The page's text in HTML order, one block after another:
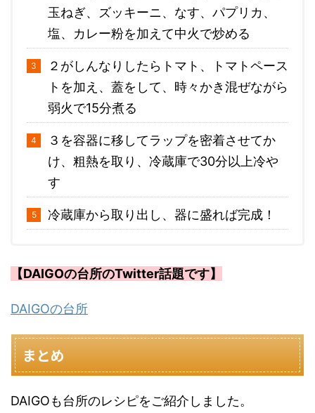
玉ねぎ、ズッキーニ、なす、パプリカ、
塩、カレー粉を加えて中火で炒める
２がしんなりしたらトマト、トマトペース
トを加え、蓋をして、時々かき混ぜながら
弱火で15分煮る
３を容器に移してラップを密着させてか
け、粗熱を取り、冷蔵庫で30分以上冷や
す
冷蔵庫から取り出し、器に盛れば完成！
【DAIGOの台所のTwitter話題です】
DAIGOの台所
まとめ
DAIGOも台所のレシピをご紹介しました。